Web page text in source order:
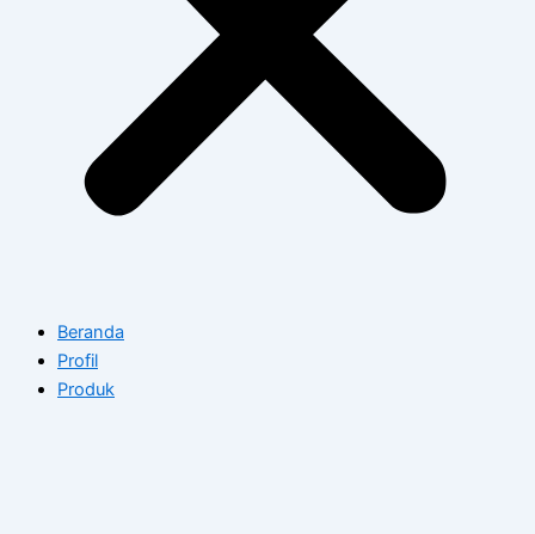
Beranda
Profil
Produk